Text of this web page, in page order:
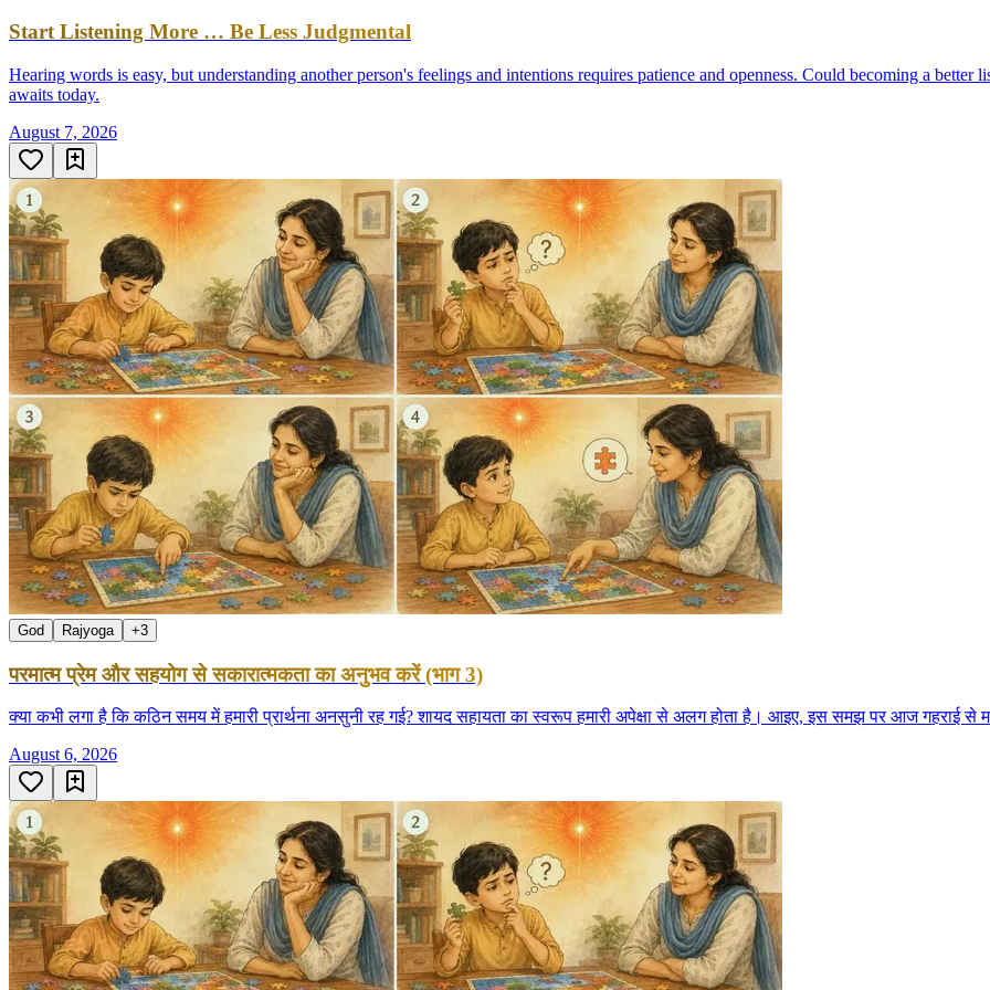
Start Listening More … Be Less Judgmental
Hearing words is easy, but understanding another person's feelings and intentions requires patience and openness. Could becoming a
awaits today.
August 7, 2026
God Rajyoga +3
परमात्म प्रेम और सहयोग से सकारात्मकता का अनुभव करें (भाग 3)
क्या कभी लगा है कि कठिन समय में हमारी प्रार्थना अनसुनी रह गई? शायद सहायता का स्वरूप हमारी अपेक्षा से अलग होता है। आइए, इस समझ पर आज गहराई से
August 6, 2026